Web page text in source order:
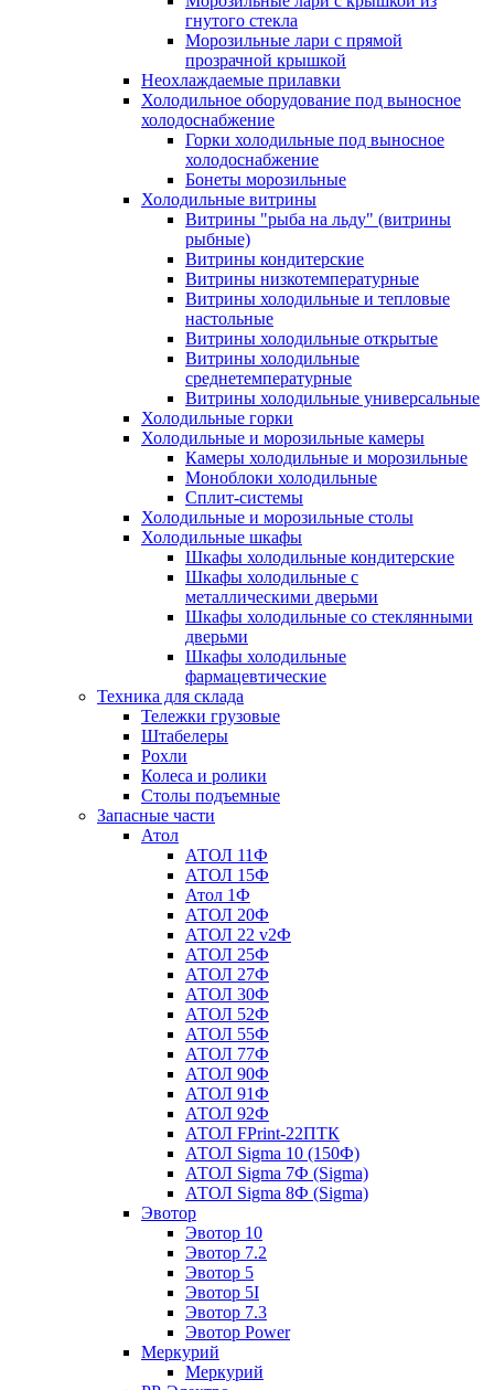
гнутого стекла
Морозильные лари с прямой
прозрачной крышкой
Неохлаждаемые прилавки
Холодильное оборудование под выносное
холодоснабжение
Горки холодильные под выносное
холодоснабжение
Бонеты морозильные
Холодильные витрины
Витрины "рыба на льду" (витрины
рыбные)
Витрины кондитерские
Витрины низкотемпературные
Витрины холодильные и тепловые
настольные
Витрины холодильные открытые
Витрины холодильные
среднетемпературные
Витрины холодильные универсальные
Холодильные горки
Холодильные и морозильные камеры
Камеры холодильные и морозильные
Моноблоки холодильные
Сплит-системы
Холодильные и морозильные столы
Холодильные шкафы
Шкафы холодильные кондитерские
Шкафы холодильные с
металлическими дверьми
Шкафы холодильные со стеклянными
дверьми
Шкафы холодильные
фармацевтические
Техника для склада
Тележки грузовые
Штабелеры
Рохли
Колеса и ролики
Столы подъемные
Запасные части
Атол
АТОЛ 11Ф
АТОЛ 15Ф
Атол 1Ф
АТОЛ 20Ф
АТОЛ 22 v2Ф
АТОЛ 25Ф
АТОЛ 27Ф
АТОЛ 30Ф
АТОЛ 52Ф
АТОЛ 55Ф
АТОЛ 77Ф
АТОЛ 90Ф
АТОЛ 91Ф
АТОЛ 92Ф
АТОЛ FPrint-22ПТК
АТОЛ Sigma 10 (150Ф)
АТОЛ Sigma 7Ф (Sigma)
АТОЛ Sigma 8Ф (Sigma)
Эвотор
Эвотор 10
Эвотор 7.2
Эвотор 5
Эвотор 5I
Эвотор 7.3
Эвотор Power
Меркурий
Меркурий